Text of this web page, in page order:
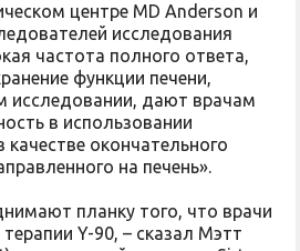
центре MD Anderson и
исследования
частота полного ответа,
функции печени,
исследовании, дают врачам
в использовании
окончательного
на печень».
планку того, что врачи
Y-90, – сказал Мэтт